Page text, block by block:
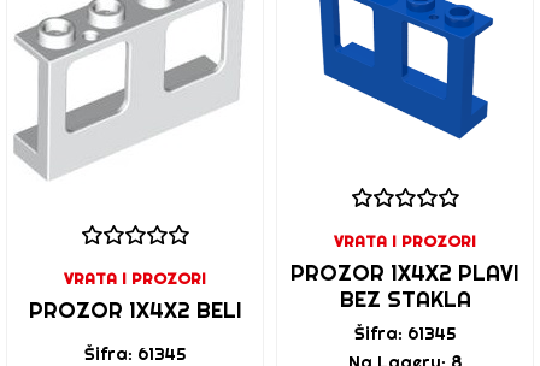
VRATA I PROZORI
PROZOR 1X4X2 BELI
Šifra: 61345
VRATA I PROZORI
PROZOR 1X4X2 PLAVI
BEZ STAKLA
Šifra: 61345